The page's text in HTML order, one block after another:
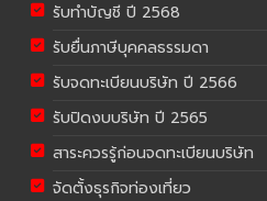
รับทำบัญชี ปี 2568
รับยื่นภาษีบุคคลธรรมดา
รับจดทะเบียนบริษัท ปี 2566
รับปิดงบบริษัท ปี 2565
สาระควรรู้ก่อนจดทะเบียนบริษัท
จัดตั้งธุรกิจท่องเที่ยว